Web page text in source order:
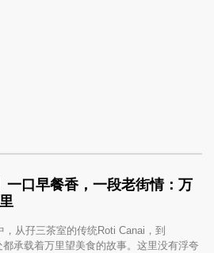
一口早餐香，一段老街情：万
从孖三茶室的传统Roti Canai，到
承载着万里望美食的故事。这里没有浮夸